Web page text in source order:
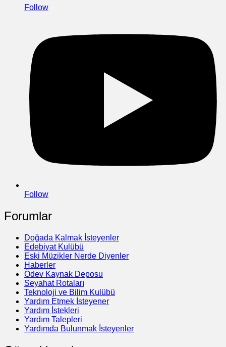
Follow
Follow
Forumlar
Doğada Kalmak İsteyenler
Edebiyat Kulübü
Eski Müzikler Nerde Diyenler
Haberler
Ödev Kaynak Deposu
Seyahat Rotaları
Teknoloji ve Bilim Kulübü
Yardım Etmek İsteyener
Yardım İstekleri
Yardım Talepleri
Yardımda Bulunmak İsteyenler